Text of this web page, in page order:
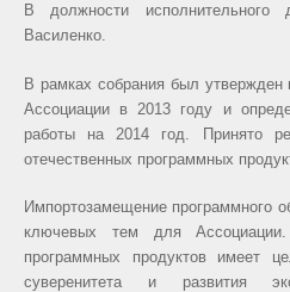
В должности исполнительного
Василенко.
В рамках собрания был утвержден
Ассоциации в 2013 году и
работы на 2014 год. Принято
отечественных программных
Импортозамещение программного
ключевых тем для Ассоциации.
программных продуктов имеет
суверенитета и развития